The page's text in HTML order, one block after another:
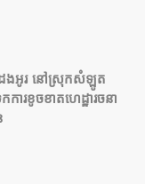
ងអូរ​ នៅ​ស្រុក​សំឡូត​
ខូចខាត​ហេដ្ឋារចនា